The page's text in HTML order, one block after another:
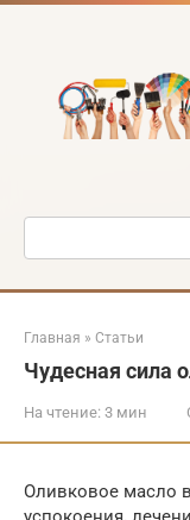
Перейти
Поиск:
Главная » Статьи
Чудесная сила
На чтение: 3 мин
Оливковое масло